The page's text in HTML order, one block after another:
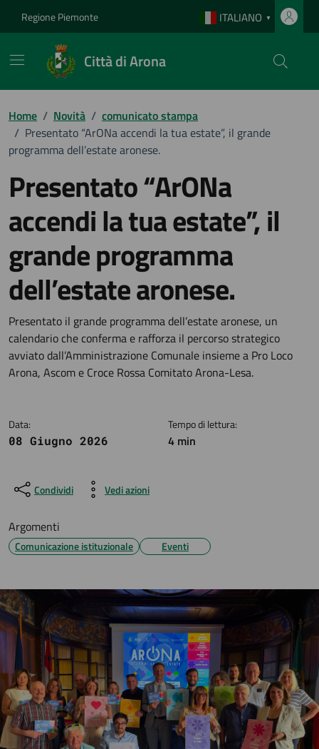
Regione Piemonte ITALIANO ▼
Città di Arona
Home / Novità / comunicato stampa
/ Presentato “ArONa accendi la tua estate”, il grande
programma dell’estate aronese.
Presentato “ArONa
accendi la tua estate”, il
grande programma
dell’estate aronese.
Dettagli della notizia
Presentato il grande programma dell’estate aronese, un
calendario che conferma e rafforza il percorso strategico
avviato dall’Amministrazione Comunale insieme a Pro Loco
Arona, Ascom e Croce Rossa Comitato Arona-Lesa.
Data:
08 Giugno 2026
Tempo di lettura:
4 min
Condividi Vedi azioni
Argomenti
Comunicazione istituzionale Eventi